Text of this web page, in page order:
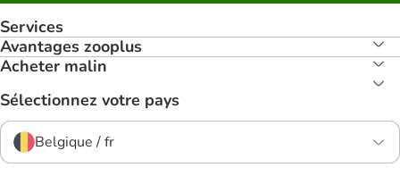
Services
Avantages zooplus
Acheter malin
Sélectionnez votre pays
Belgique / fr